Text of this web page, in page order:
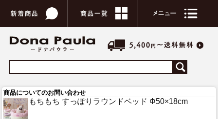
商品についてのお問い合わせ
もちもち すっぽりラウンドベッド Φ50×18cm